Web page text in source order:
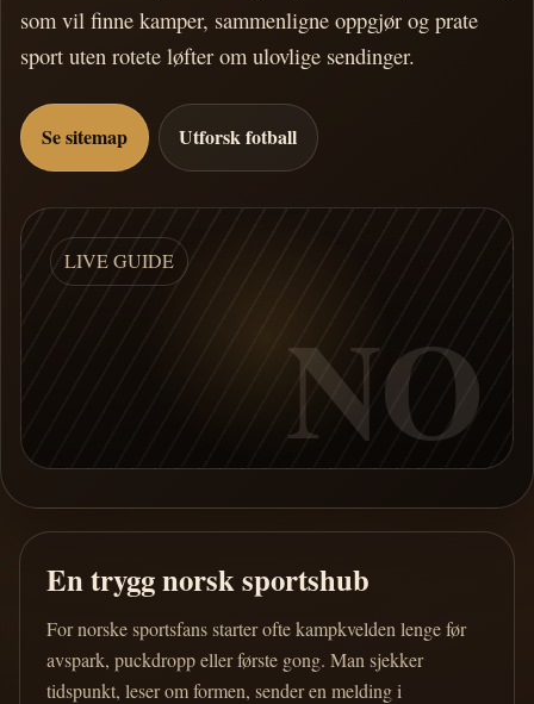
som vil finne kamper, sammenligne oppgjør og prate
sport uten rotete løfter om ulovlige sendinger.
Se sitemap Utforsk fotball
LIVE GUIDE
NO
En trygg norsk sportshub
For norske sportsfans starter ofte kampkvelden lenge før
avspark, puckdropp eller første gong. Man sjekker
tidspunkt, leser om formen, sender en melding i